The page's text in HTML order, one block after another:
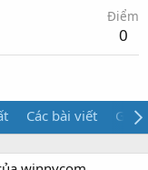
Điểm
0
Các bài viết Giới